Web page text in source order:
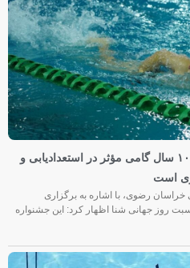
حسین گرایلی: جشنواره شنای زیر ۱۰ سال گامی مؤثر در استعدادیابی و
است
رضوی، با اشاره به برگزاری
زیر ۱۰ سال به مناسبت روز جهانی شنا اظهار کرد: این جشنواره